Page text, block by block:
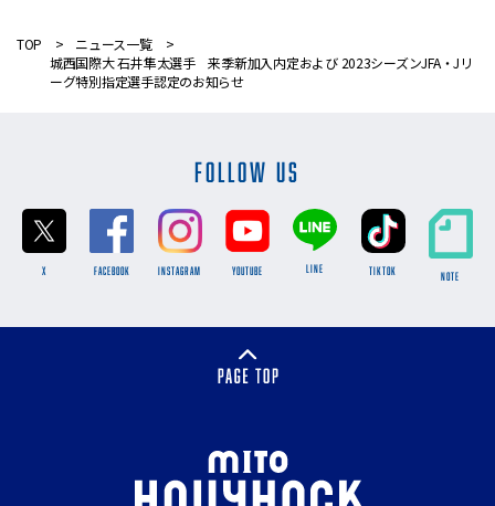
TOP
ニュース一覧
城西国際大 石井隼太選手 来季新加入内定および 2023シーズンJFA・Jリ
ーグ特別指定選手認定のお知らせ
FOLLOW US
X FACEBOOK INSTAGRAM YOUTUBE LINE TikTok NOTE